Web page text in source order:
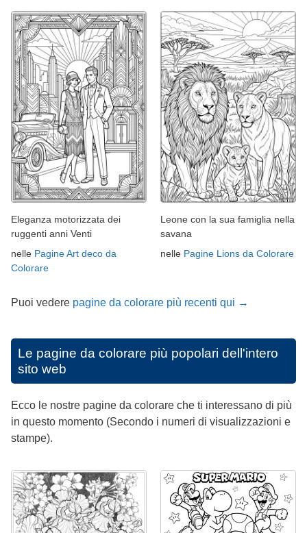
Eleganza motorizzata dei
ruggenti anni Venti
nelle Pagine Art deco da
Colorare
Leone con la sua famiglia nella
savana
nelle Pagine Lions da Colorare
Puoi vedere pagine da colorare più recenti qui →
Le pagine da colorare più popolari dell'intero
sito web
Ecco le nostre pagine da colorare che ti interessano di più
in questo momento (Secondo i numeri di visualizzazioni e
stampe).